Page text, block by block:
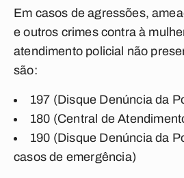
Em casos de agressões,
e outros crimes contra à
atendimento policial não
são:
197 (Disque Denúncia da
180 (Central de
190 (Disque Denúncia da
casos de emergência)